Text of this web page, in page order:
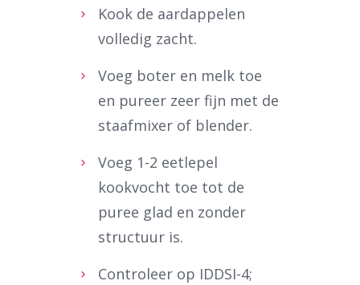
Kook de aardappelen
volledig zacht.
Voeg boter en melk toe
en pureer zeer fijn met de
staafmixer of blender.
Voeg 1-2 eetlepel
kookvocht toe tot de
puree glad en zonder
structuur is.
Controleer op IDDSI-4;